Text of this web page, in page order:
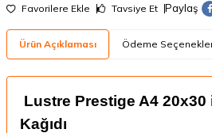
Favorilere Ekle Tavsiye Et Paylaş
Ürün Açıklaması Ödeme
Lustre Prestige A4
Kağıdı